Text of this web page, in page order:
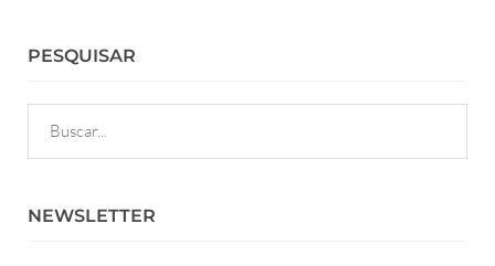
PESQUISAR
NEWSLETTER